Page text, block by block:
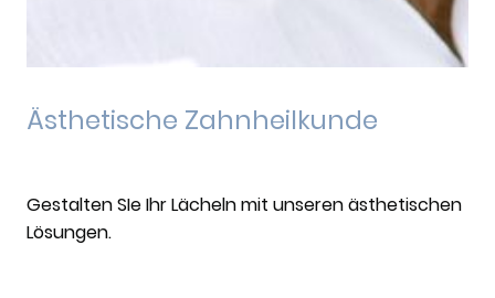
Ästhetische Zahnheilkunde
Gestalten SIe Ihr Lächeln mit unseren ästhetischen
Lösungen.